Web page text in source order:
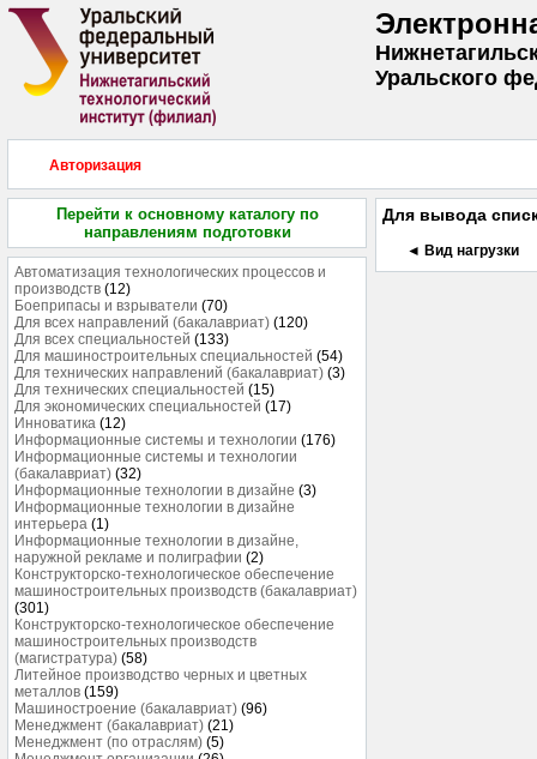
Уральского
Авторизация
Перейти к основному каталогу по
направлениям подготовки
Автоматизация технологических процессов и
производств (12)
Боеприпасы и взрыватели (70)
Для всех направлений (бакалавриат) (120)
Для всех специальностей (133)
Для машиностроительных специальностей (54)
Для технических направлений (бакалавриат) (3)
Для технических специальностей (15)
Для экономических специальностей (17)
Инноватика (12)
Информационные системы и технологии (176)
Информационные системы и технологии
(бакалавриат) (32)
Информационные технологии в дизайне (3)
Информационные технологии в дизайне
интерьера (1)
Информационные технологии в дизайне,
наружной рекламе и полиграфии (2)
Конструкторско-технологическое обеспечение
машиностроительных производств (бакалавриат)
(301)
Конструкторско-технологическое обеспечение
машиностроительных производств
(магистратура) (58)
Литейное производство черных и цветных
металлов (159)
Машиностроение (бакалавриат) (96)
Менеджмент (бакалавриат) (21)
Менеджмент (по отраслям) (5)
Для вывода
◄ Вид нагрузки